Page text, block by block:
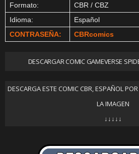
Formato:
CBR / CBZ
Idioma:
Español
CONTRASEÑA:
CBRcomics
DESCARGAR COMIC GAMEVERSE
DESCARGA ESTE COMIC CBR, ESPAÑOL
LA IMAGEN
↓↓↓↓↓